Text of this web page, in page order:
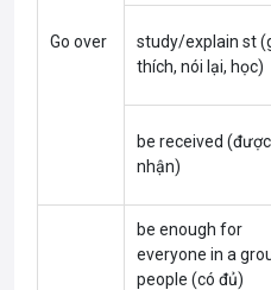
Go over
study/explain st
thích, nói lại, học)
be received
nhận)
be enough for
everyone in a
people (có đủ)